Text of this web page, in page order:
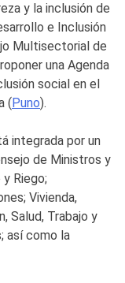
y la inclusión de
e Inclusión
Multisectorial de
una Agenda
social en el
(Puno).
integrada por un
de Ministros y
Riego;
Vivienda,
Salud, Trabajo y
así como la